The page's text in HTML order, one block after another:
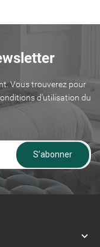
Vous trouverez pour
d'utilisation du
S’abonner
